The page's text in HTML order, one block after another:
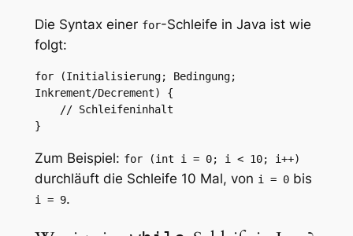
Die Syntax einer for-Schleife in Java ist wie
folgt:
for (Initialisierung; Bedingung;
Inkrement/Decrement) {
}
Zum Beispiel: for (int i = 0; i < 10; i++)
durchläuft die Schleife 10 Mal, von i = 0bis
i = 9.